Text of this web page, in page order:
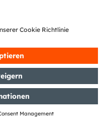
Terms of Trade